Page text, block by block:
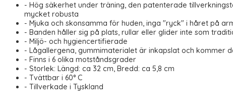
- Hög säkerhet under träning, den patenterade
mycket robusta
- Mjuka och skonsamma för huden, inga "ryck" i håret på
- Banden håller sig på plats, rullar eller glider inte som
- Miljö- och hygiencertifierade
- Lågallergena, gummimaterialet är inkapslat och kommer
- Finns i 6 olika motståndsgrader
- Storlek: Längd: ca 32 cm, Bredd: ca 5,8 cm
- Tvättbar i 60° C
- Tillverkade i Tyskland